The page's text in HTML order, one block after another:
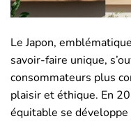
Le Japon,
savoir-faire unique,
consommateurs plus
plaisir et éthique. En
équitable se